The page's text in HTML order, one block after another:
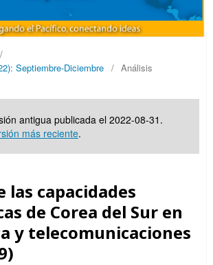
/
Septiembre-Diciembre / Análisis
antigua publicada el 2022-08-31.
más reciente.
las capacidades
de Corea del Sur en
y telecomunicaciones